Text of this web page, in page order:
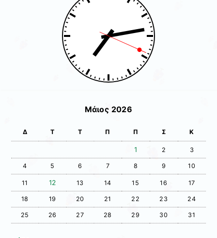
Μάιος 2026
Δ Τ Τ Π Π Σ Κ
1 2 3
4 5 6 7 8 9 10
11 12 13 14 15 16 17
18 19 20 21 22 23 24
25 26 27 28 29 30 31